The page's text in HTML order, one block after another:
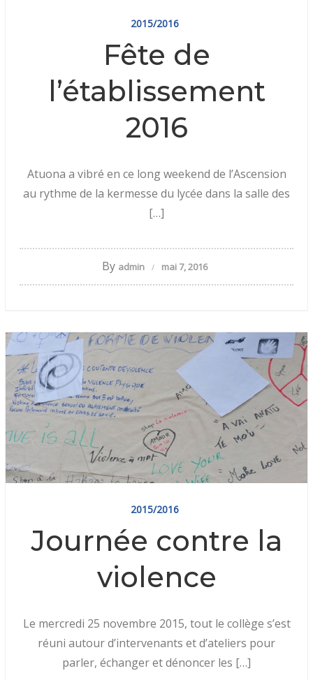
2015/2016
Fête de
l’établissement
2016
Atuona a vibré en ce long weekend de l’Ascension
au rythme de la kermesse du lycée dans la salle des
[…]
By admin mai 7, 2016
2015/2016
Journée contre la
violence
Le mercredi 25 novembre 2015, tout le collège s’est
réuni autour d’intervenants et d’ateliers pour
parler, échanger et dénoncer les […]